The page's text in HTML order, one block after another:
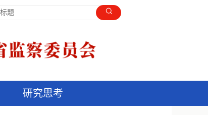
研究思考